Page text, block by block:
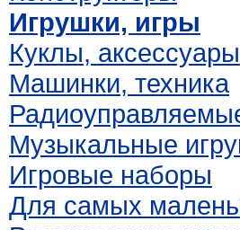
Игрушки, игры
Куклы, аксессуары
Машинки, техника
Музыкальные
Игровые наборы
Для самых